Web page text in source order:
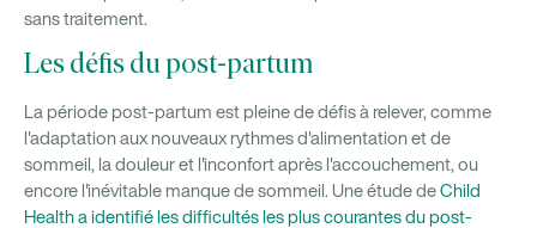
sans traitement.
Les défis du post-partum
La période post-partum est pleine de défis à relever, comme
l'adaptation aux nouveaux rythmes d'alimentation et de
sommeil, la douleur et l'inconfort après l'accouchement, ou
encore l'inévitable manque de sommeil. Une étude deChild
Health a identifié les difficultés les plus courantes du post-